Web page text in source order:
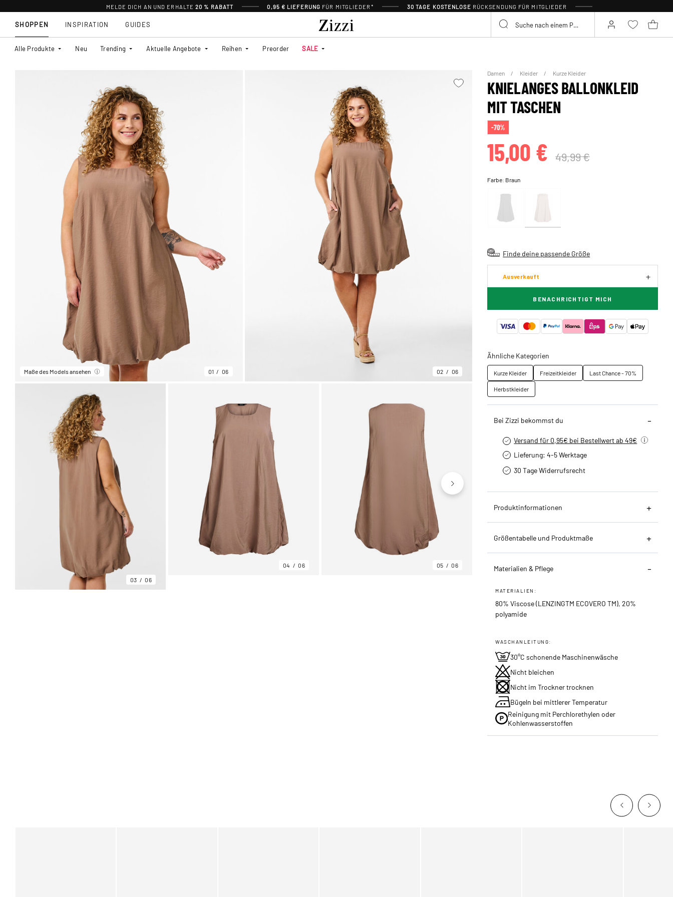
MELDE DICH AN UND ERHALTE20 % RABATT 0,95 € LIEFERUNG FÜR MITGLIEDER* 30 TAGE KOSTENLOSE RÜCKSENDUNG FÜR MITGLIEDER
SHOPPEN
Alle Produkte Neu Trending Aktuelle Angebote Reihen Preorder SALE
INSPIRATION GUIDES
Maße des Models ansehen 01 06 02 06
03 06
04 06 05 06
Damen Kleider Kurze Kleider
KNIELANGES BALLONKLEID
MIT TASCHEN
-70%
15,00 € 49,99 €
Farbe: Braun
Finde deine passende Größe
Ausverkauft
BENACHRICHTIGT MICH
Ähnliche Kategorien
Kurze Kleider Freizeitkleider
Last Chance - 70%
Herbstkleider
Bei Zizzi bekommst du
Versand für 0,95€ bei Bestellwert ab 49€
Lieferung: 4-5 Werktage
30 Tage Widerrufsrecht
Produktinformationen
Größentabelle und Produktmaße
Materialien & Pflege
MATERIALIEN:
80% Viscose (LENZINGTM ECOVERO TM), 20%
polyamide
WASCHANLEITUNG:
30°C schonende Maschinenwäsche
Nicht bleichen
Nicht im Trockner trocknen
Bügeln bei mittlerer Temperatur
Reinigung mit Perchlorethylen oder
Kohlenwasserstoffen